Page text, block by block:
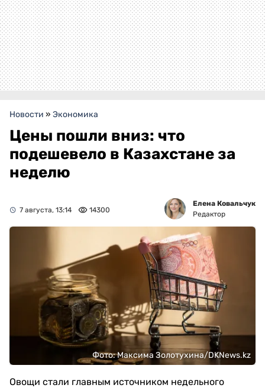
Новости » Экономика
Цены пошли вниз: что
подешевело в Казахстане за
неделю
7 августа, 13:14 14300
Елена Ковальчук
Редактор
Фото: Максима Золотухина/DKNews.kz
Овощи стали главным источником недельного